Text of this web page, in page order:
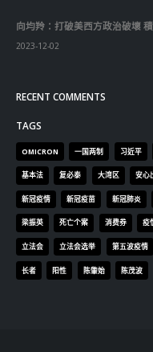
向均羚：打破美西方政治破壞
2023-12-02
RECENT COMMENTS
TAGS
OMICRON 一国两制 习近平
基本法 复必泰 大湾区 安心
新冠疫情 新冠疫苗 新冠肺炎
梁振英 死亡个案 消费券 疫
立法会 立法会选举 第五波疫情
长者 阳性 陈肇始 陈茂波